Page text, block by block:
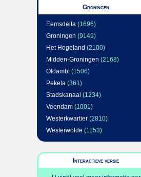
Groningen
Eemsdelta (1696)
Groningen (9149)
Het Hogeland (2100)
Midden-Groningen (2168)
Oldambt(1506)
Pekela (361)
Stadskanaal (1234)
Veendam (1001)
Westerkwartier (2810)
Westerwolde (1153)
Interactieve versie